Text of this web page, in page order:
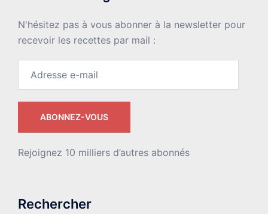
N'hésitez pas à vous abonner à la newsletter pour
recevoir les recettes par mail :
ABONNEZ-VOUS
Rejoignez 10 milliers d’autres abonnés
Rechercher